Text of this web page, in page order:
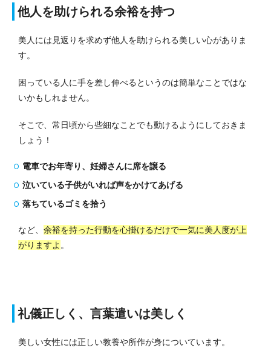
他人を助けられる余裕を持つ
美人には見返りを求めず他人を助けられる美しい心がありま
す。
困っている人に手を差し伸べるというのは簡単なことではな
いかもしれません。
そこで、常日頃から些細なことでも動けるようにしておきま
しょう！
電車でお年寄り、妊婦さんに席を譲る
泣いている子供がいれば声をかけてあげる
落ちているゴミを拾う
など、 余裕を持った行動を心掛けるだけで一気に美人度が上
がりますよ 。
礼儀正しく、言葉遣いは美しく
美しい女性には正しい教養や所作が身についています。